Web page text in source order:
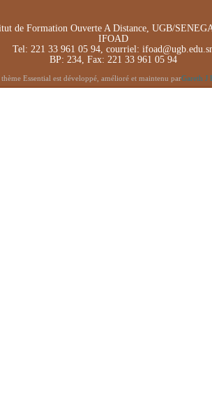
de Formation Ouverte A Distance, UGB/
IFOAD
Tel: 221 33 961 05 94, courriel:
BP: 234, Fax: 221 33 961 05 94
Essential est développé, amélioré et maintenu parGareth J